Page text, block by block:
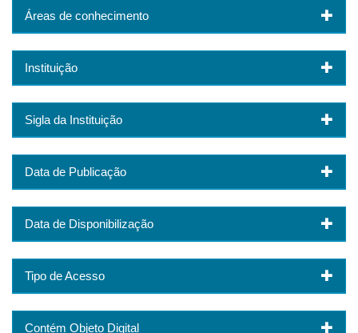
Áreas de conhecimento
Instituição
Sigla da Instituição
Data de Publicação
Data de Disponibilização
Tipo de Acesso
Contém Objeto Digital